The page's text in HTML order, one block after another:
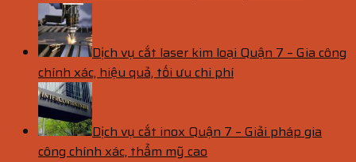
Dịch vụ cắt laser kim loại Quận 7 – Gia công
chính xác, hiệu quả, tối ưu chi phí
Dịch vụ cắt inox Quận 7 – Giải pháp gia
công chính xác, thẩm mỹ cao